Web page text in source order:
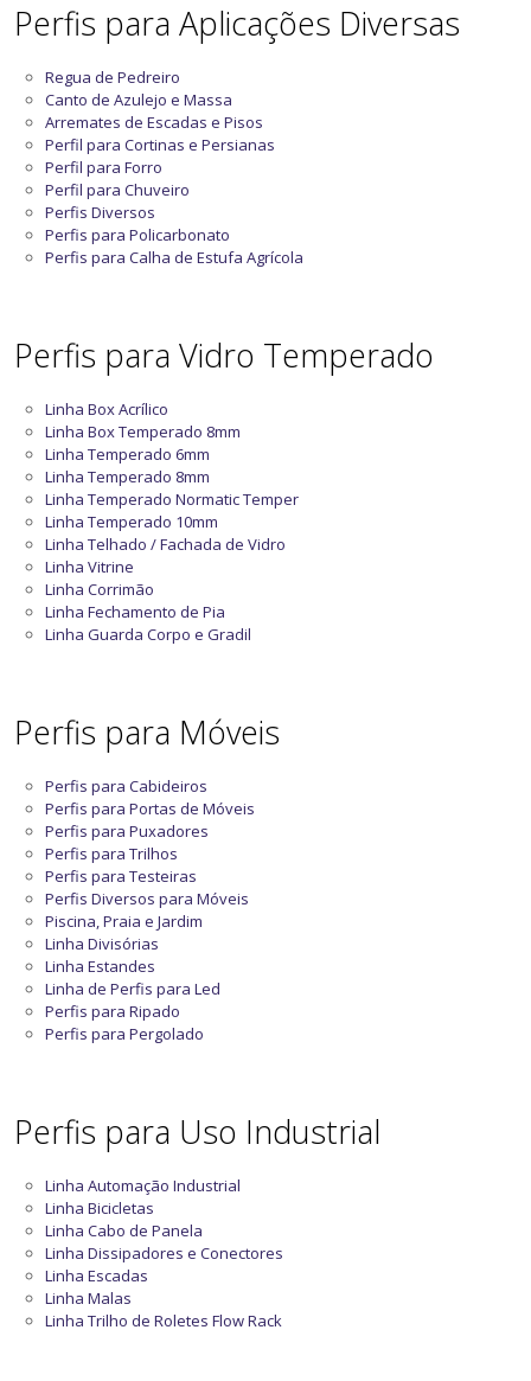
Perfis para Aplicações Diversas
Regua de Pedreiro
Canto de Azulejo e Massa
Arremates de Escadas e Pisos
Perfil para Cortinas e Persianas
Perfil para Forro
Perfil para Chuveiro
Perfis Diversos
Perfis para Policarbonato
Perfis para Calha de Estufa Agrícola
Perfis para Vidro Temperado
Linha Box Acrílico
Linha Box Temperado 8mm
Linha Temperado 6mm
Linha Temperado 8mm
Linha Temperado Normatic Temper
Linha Temperado 10mm
Linha Telhado / Fachada de Vidro
Linha Vitrine
Linha Corrimão
Linha Fechamento de Pia
Linha Guarda Corpo e Gradil
Perfis para Móveis
Perfis para Cabideiros
Perfis para Portas de Móveis
Perfis para Puxadores
Perfis para Trilhos
Perfis para Testeiras
Perfis Diversos para Móveis
Piscina, Praia e Jardim
Linha Divisórias
Linha Estandes
Linha de Perfis para Led
Perfis para Ripado
Perfis para Pergolado
Perfis para Uso Industrial
Linha Automação Industrial
Linha Bicicletas
Linha Cabo de Panela
Linha Dissipadores e Conectores
Linha Escadas
Linha Malas
Linha Trilho de Roletes Flow Rack